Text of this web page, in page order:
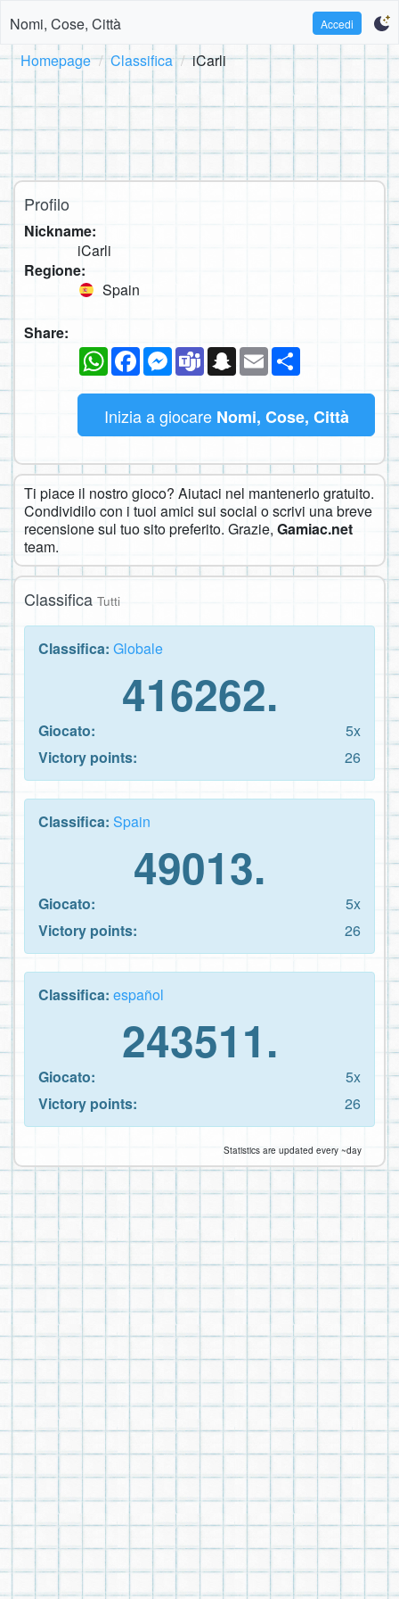
Nomi, Cose, Città Accedi
Homepage Classifica iCarli
Profilo
Nickname:
iCarli
Regione:
Spain
Share:
WhatsAppFacebookMessenger
TeamsSnapchat
Email
Inizia a giocare Nomi, Cose, Città
Ti piace il nostro gioco? Aiutaci nel mantenerlo gratuito.
Condividilo con i tuoi amici sui social o scrivi una breve
recensione sul tuo sito preferito. Grazie, Gamiac.net
team.
Classifica Tutti
Classifica: Globale
416262.
Giocato:
5x
Victory points:
26
Classifica: Spain
49013.
Giocato:
5x
Victory points:
26
Classifica: español
243511.
Giocato:
5x
Victory points:
26
Statistics are updated every ~day